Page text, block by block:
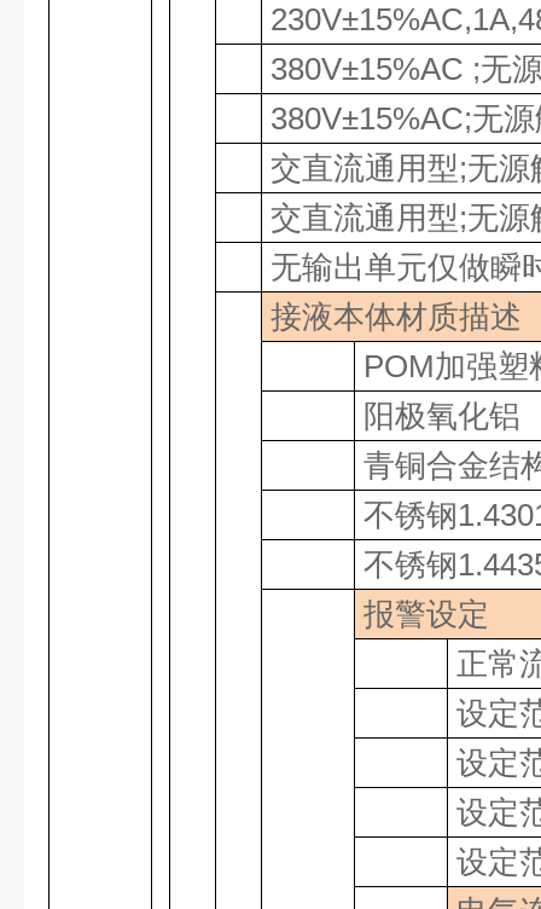
380V±15%AC ;无
380V±15%AC;无
交直流通用型;无源
交直流通用型;无源
无输出单元仅做瞬
接液本体材质描述
POM加强
阳极氧化铝
青铜合金结
不锈钢
不锈钢
报警设定
正常
设定
设定
设定
设定